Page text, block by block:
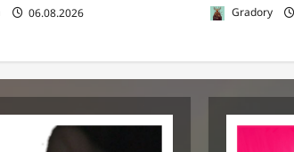
06.08.2026 Gradory